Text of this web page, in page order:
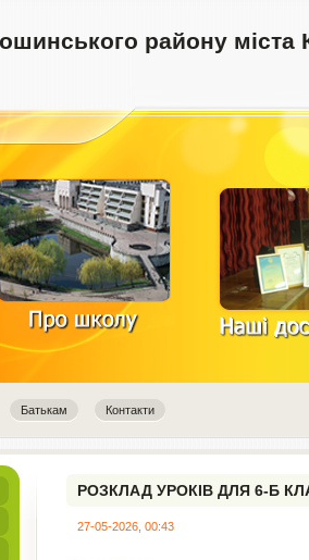
району міста
Батькам Контакти
РОЗКЛАД УРОКІВ ДЛЯ 6-Б
27-05-2026, 00:43